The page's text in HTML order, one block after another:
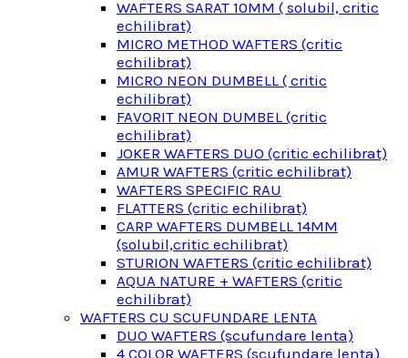
WAFTERS SARAT 10MM ( solubil, critic
echilibrat)
MICRO METHOD WAFTERS (critic
echilibrat)
MICRO NEON DUMBELL ( critic
echilibrat)
FAVORIT NEON DUMBEL (critic
echilibrat)
JOKER WAFTERS DUO (critic echilibrat)
AMUR WAFTERS (critic echilibrat)
WAFTERS SPECIFIC RAU
FLATTERS (critic echilibrat)
CARP WAFTERS DUMBELL 14MM
(solubil,critic echilibrat)
STURION WAFTERS (critic echilibrat)
AQUA NATURE + WAFTERS (critic
echilibrat)
WAFTERS CU SCUFUNDARE LENTA
DUO WAFTERS (scufundare lenta)
4 COLOR WAFTERS (scufundare lenta)